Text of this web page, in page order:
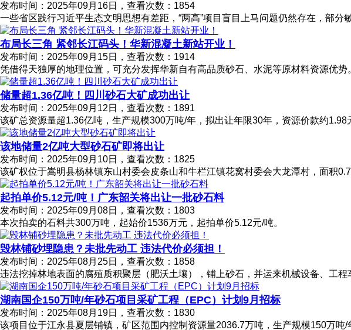
发布时间：2025年09月16日，查看次数：1854
一些省区践行习近平生态文明思想有差距，“两高”项目盲目上马问题仍然存在，部
布局长三角 紧邻长江码头！华新混凝土新站开业！
发布时间：2025年09月15日，查看次数：1914
凭借得天独厚的地理位置，可充分发挥华新自有高品质砂石、水泥等原材料资源优势
储量超1.36亿吨！四川砂石大矿成功出让
发布时间：2025年09月12日，查看次数：1891
该矿总资源量超1.36亿吨，生产规模300万吨/年，拟出让年限30年，资源价款约1.98
该地储量2亿吨大型砂石矿即将出让
发布时间：2025年09月10日，查看次数：1825
该矿权位于嵩明县杨林镇东山村委会皮条山和牛栏江镇花窝村委会大龙潭村，面积
起拍单价5.12元/吨！广东韶关将出让一批砂石料
发布时间：2025年09月08日，查看次数：1803
本次拍卖的石料共300万吨，起始价1536万元，起拍单价5.12元/吨。
毁林铺砂埋隐患？未批先动工 违法代价必须担！
发布时间：2025年08月25日，查看次数：1858
违法挖掉林地表面的腐殖质积聚层（肥沃土壤），铺上砂石，并运来机械设备、工程
湖南国企150万吨/年砂石项目采矿工程（EPC）计划9月招标
发布时间：2025年08月19日，查看次数：1830
该项目位于江永县夏层铺镇，矿区范围内控制资源量2036.7万吨，生产规模150万吨/